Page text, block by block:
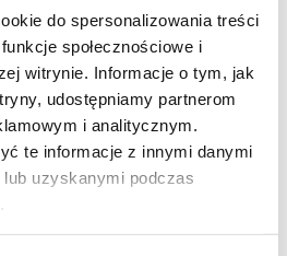
do spersonalizowania treści
społecznościowe i
witrynie. Informacje o tym, jak
udostępniamy partnerom
i analitycznym.
te informacje z innymi danymi
uzyskanymi podczas